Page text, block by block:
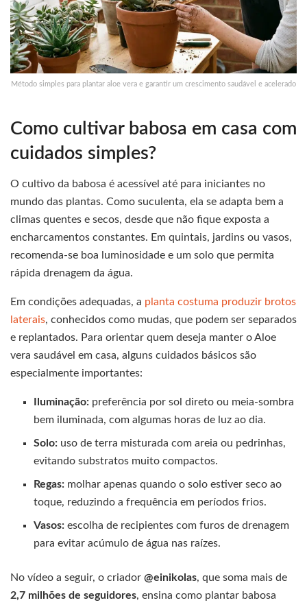
Método simples para plantar aloe vera e garantir um crescimento saudável e acelerado
Como cultivar babosa em casa com
cuidados simples?
O cultivo da babosa é acessível até para iniciantes no
mundo das plantas. Como suculenta, ela se adapta bem a
climas quentes e secos, desde que não fique exposta a
encharcamentos constantes. Em quintais, jardins ou vasos,
recomenda-se boa luminosidade e um solo que permita
rápida drenagem da água.
Em condições adequadas, a planta costuma produzir brotos
laterais, conhecidos como mudas, que podem ser separados
e replantados. Para orientar quem deseja manter o Aloe
vera saudável em casa, alguns cuidados básicos são
especialmente importantes:
Iluminação: preferência por sol direto ou meia-sombra
bem iluminada, com algumas horas de luz ao dia.
Solo: uso de terra misturada com areia ou pedrinhas,
evitando substratos muito compactos.
Regas: molhar apenas quando o solo estiver seco ao
toque, reduzindo a frequência em períodos frios.
Vasos: escolha de recipientes com furos de drenagem
para evitar acúmulo de água nas raízes.
No vídeo a seguir, o criador @einikolas, que soma mais de
2,7 milhões de seguidores, ensina como plantar babosa